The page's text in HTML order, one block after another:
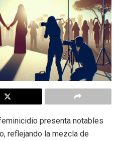
presenta notables
reflejando la mezcla de